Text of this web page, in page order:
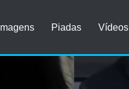
Imagens Piadas Vídeos